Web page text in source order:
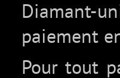
Diamant-
paiement
Pour tout